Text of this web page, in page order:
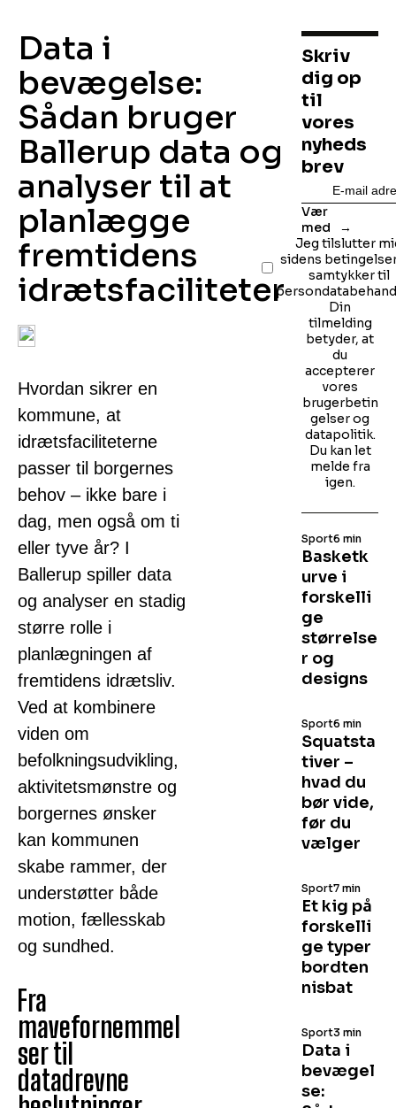
Data i
bevægelse:
Sådan bruger
Ballerup data og
analyser til at
planlægge
fremtidens
idrætsfaciliteter
Hvordan sikrer en
kommune, at
idrætsfaciliteterne
passer til borgernes
behov – ikke bare i
dag, men også om ti
eller tyve år? I
Ballerup spiller data
og analyser en stadig
større rolle i
planlægningen af
fremtidens idrætsliv.
Ved at kombinere
viden om
befolkningsudvikling,
aktivitetsmønstre og
borgernes ønsker
kan kommunen
skabe rammer, der
understøtter både
motion, fællesskab
og sundhed.
Fra
mavefornemmel
ser til
datadrevne
Skriv
dig op
til
vores
nyheds
brev
Vær
med
Jeg tilslutter
sidens
samtykker til
Din
tilmelding
betyder, at
du
accepterer
vores
brugerbetin
gelser og
datapolitik.
Du kan let
melde fra
igen.
Basketk
urve i
forskelli
ge
størrelse
r og
designs
Sport6 min
Squatsta
tiver –
hvad du
bør vide,
før du
vælger
Sport6 min
Et kig på
forskelli
ge typer
bordten
nisbat
Sport7 min
Data i
bevægel
se:
Sport3 min